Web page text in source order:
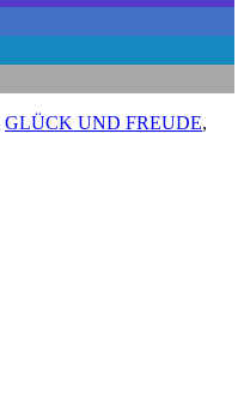
GLÜCK UND FREUDE,